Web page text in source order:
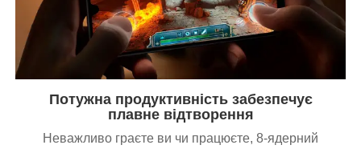
Потужна продуктивність забезпечує
плавне відтворення
Неважливо граєте ви чи працюєте, 8-ядерний